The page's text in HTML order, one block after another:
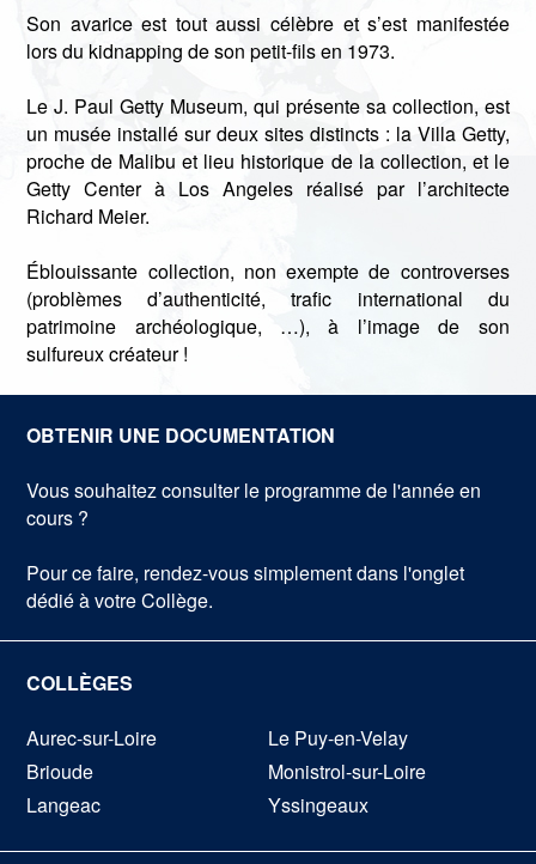
Son avarice est tout aussi célèbre et s’est manifestée
lors du kidnapping de son petit-fils en 1973.
Le J. Paul Getty Museum, qui présente sa collection, est
un musée installé sur deux sites distincts : la Villa Getty,
proche de Malibu et lieu historique de la collection, et le
Getty Center à Los Angeles réalisé par l’architecte
Richard Meier.
Éblouissante collection, non exempte de controverses
(problèmes d’authenticité, trafic international du
patrimoine archéologique, …), à l’image de son
sulfureux créateur !
OBTENIR UNE DOCUMENTATION
Vous souhaitez consulter le programme de l'année en
cours ?
Pour ce faire, rendez-vous simplement dans l'onglet
dédié à votre Collège.
COLLÈGES
Aurec-sur-Loire
Brioude
Langeac
Le Puy-en-Velay
Monistrol-sur-Loire
Yssingeaux